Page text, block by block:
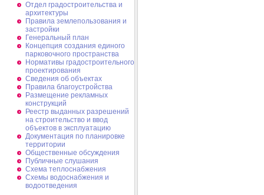
Отдел градостроительства и
архитектуры
Правила землепользования и
застройки
Генеральный план
Концепция создания единого
парковочного пространства
Нормативы градостроительного
проектирования
Сведения об объектах
Правила благоустройства
Размещение рекламных
конструкций
Реестр выданных разрешений
на строительство и ввод
объектов в эксплуатацию
Документация по планировке
территории
Общественные обсуждения
Публичные слушания
Схема теплоснабжения
Схемы водоснабжения и
водоотведения